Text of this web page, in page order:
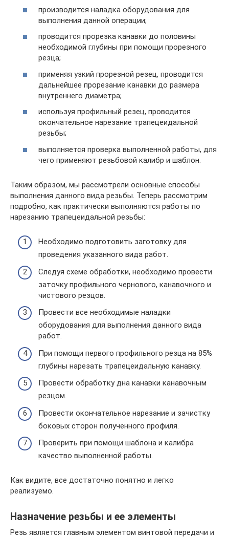
производится наладка оборудования для
выполнения данной операции;
проводится прорезка канавки до половины
необходимой глубины при помощи прорезного
резца;
применяя узкий прорезной резец, проводится
дальнейшее прорезание канавки до размера
внутреннего диаметра;
используя профильный резец, проводится
окончательное нарезание трапецеидальной
резьбы;
выполняется проверка выполненной работы, для
чего применяют резьбовой калибр и шаблон.
Таким образом, мы рассмотрели основные способы
выполнения данного вида резьбы. Теперь рассмотрим
подробно, как практически выполняются работы по
нарезанию трапецеидальной резьбы:
Необходимо подготовить заготовку для
проведения указанного вида работ.
Следуя схеме обработки, необходимо провести
заточку профильного чернового, канавочного и
чистового резцов.
Провести все необходимые наладки
оборудования для выполнения данного вида
работ.
При помощи первого профильного резца на 85%
глубины нарезать трапецеидальную канавку.
Провести обработку дна канавки канавочным
резцом.
Провести окончательное нарезание и зачистку
боковых сторон полученного профиля.
Проверить при помощи шаблона и калибра
качество выполненной работы.
Как видите, все достаточно понятно и легко
реализуемо.
Назначение резьбы и ее элементы
Резь является главным элементом винтовой передачи и